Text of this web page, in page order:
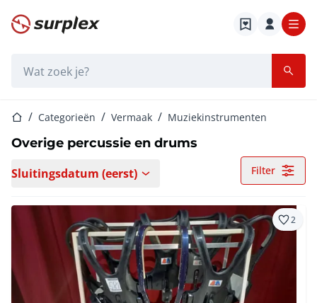
Startpagina
StartpaginaCategorieën Vermaak Muziekinstrumenten
Overige percussie en drums
Sluitingsdatum (eerst) Filter
2